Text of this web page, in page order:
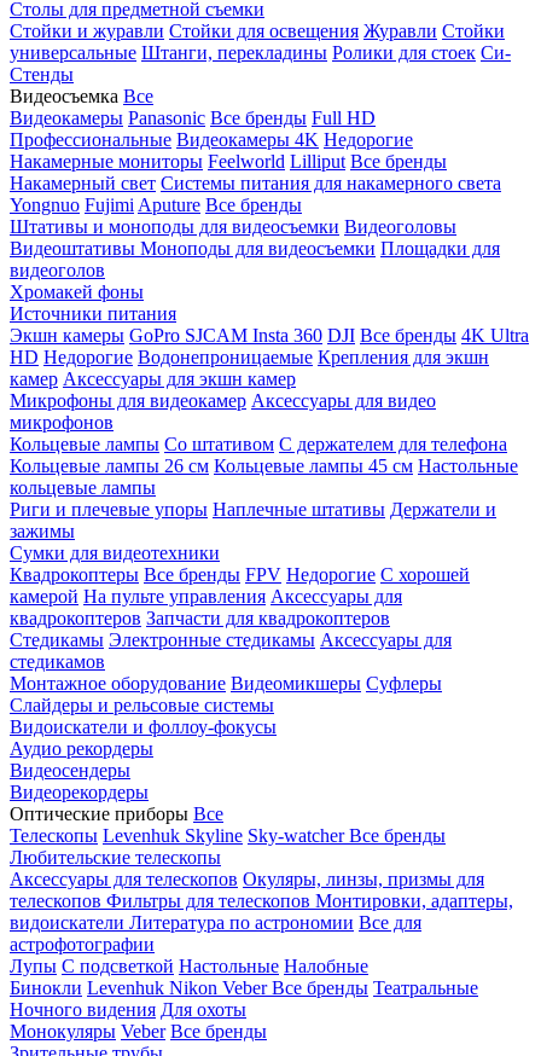
Столы для предметной съемки
Стойки и журавли Стойки для освещения Журавли Стойки
универсальные Штанги, перекладины Ролики для стоек Си-
Стенды
Видеосъемка Все
Видеокамеры Panasonic Все бренды Full HD
Профессиональные Видеокамеры 4K Недорогие
Накамерные мониторы Feelworld Lilliput Все бренды
Накамерный свет Системы питания для накамерного света
Yongnuo Fujimi Aputure Все бренды
Штативы и моноподы для видеосъемки Видеоголовы
Видеоштативы Моноподы для видеосъемки Площадки для
видеоголов
Хромакей фоны
Источники питания
Экшн камеры GoPro SJCAM Insta 360 DJI Все бренды 4K Ultra
HD Недорогие Водонепроницаемые Крепления для экшн
камер Аксессуары для экшн камер
Микрофоны для видеокамер Аксессуары для видео
микрофонов
Кольцевые лампы Со штативом C держателем для телефона
Кольцевые лампы 26 см Кольцевые лампы 45 см Настольные
кольцевые лампы
Риги и плечевые упоры Наплечные штативы Держатели и
зажимы
Сумки для видеотехники
Квадрокоптеры Все бренды FPV Недорогие С хорошей
камерой На пульте управления Аксессуары для
квадрокоптеров Запчасти для квадрокоптеров
Стедикамы Электронные стедикамы Аксессуары для
стедикамов
Монтажное оборудование Видеомикшеры Суфлеры
Слайдеры и рельсовые системы
Видоискатели и фоллоу-фокусы
Аудио рекордеры
Видеосендеры
Видеорекордеры
Оптические приборы Все
Телескопы Levenhuk Skyline Sky-watcherВсе бренды
Любительские телескопы
Аксессуары для телескопов Окуляры, линзы, призмы для
телескопов Фильтры для телескопов Монтировки, адаптеры,
видоискатели Литература по астрономии Все для
астрофотографии
Лупы С подсветкой Настольные Налобные
Бинокли Levenhuk Nikon VeberВсе бренды Театральные
Ночного видения Для охоты
Монокуляры Veber Все бренды